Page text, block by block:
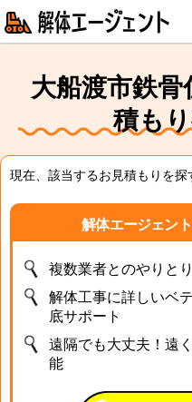
大船渡市鉄
積も
現在、該当するお見積もりを探
解体エージェン
複数業者とのやりと
解体工事に詳しいベ
底サポート
遠隔でも大丈夫！遠
能